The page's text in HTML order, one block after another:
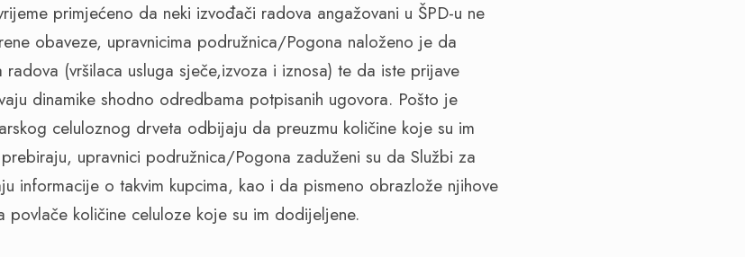
primjećeno da neki izvođači radova angažovani u ŠPD-u ne
obaveze, upravnicima podružnica/Pogona naloženo je da
(vršilaca usluga sječe,izvoza i iznosa) te da iste prijave
dinamike shodno odredbama potpisanih ugovora. Pošto je
celuloznog drveta odbijaju da preuzmu količine koje su im
upravnici podružnica/Pogona zaduženi su da Službi za
informacije o takvim kupcima, kao i da pismeno obrazlože njihove
količine celuloze koje su im dodijeljene.